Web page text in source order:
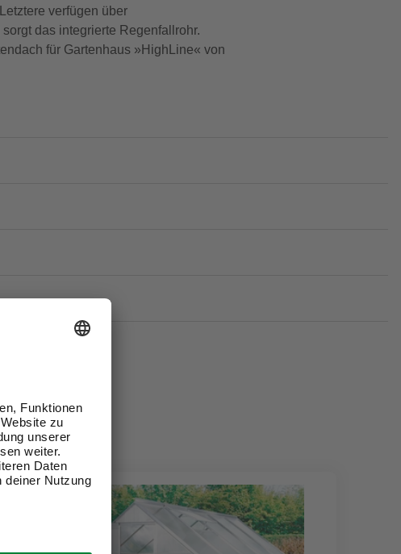
verfügen über
das integrierte Regenfallrohr.
für Gartenhaus »HighLine« von